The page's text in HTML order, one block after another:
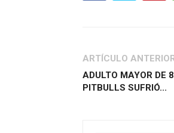
ARTÍCULO
ADULTO MAYOR DE
PITBULLS SUFRIÓ...